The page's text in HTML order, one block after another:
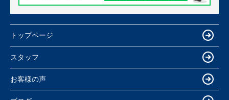
トップページ
スタッフ
お客様の声